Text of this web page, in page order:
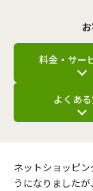
料金・サー
よくあ
ネットショッピ
うになりました